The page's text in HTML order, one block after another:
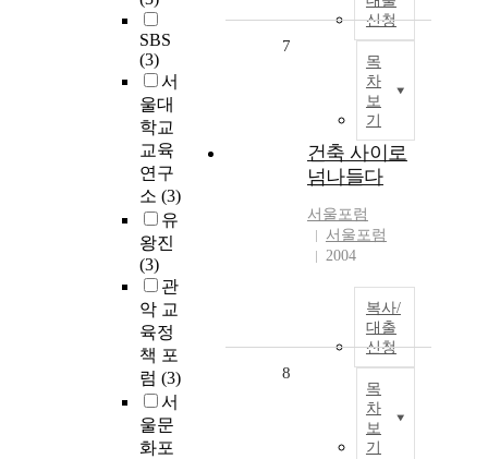
SBS
(3)
서
울대
학교
교육
연구
소 (3)
유
왕진
(3)
관
악 교
육정
책 포
럼 (3)
서
울문
화포
신청
목
차
보
기
7
건축 사이로
넘나들다
서울포럼
서울포럼
2004
복사/
대출
신청
목
차
보
기
8